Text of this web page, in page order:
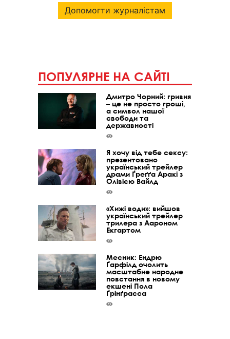
Допомогти журналістам
ПОПУЛЯРНЕ НА САЙТІ
Дмитро Чорний: гривня
– це не просто гроші,
а символ нашої
свободи та
державності
Я хочу від тебе сексу:
презентовано
український трейлер
драми Ґреґґа Аракі з
Олівією Вайлд
«Хижі води»: вийшов
український трейлер
трилера з Аароном
Екгартом
Месник: Ендрю
Ґарфілд очолить
масштабне народне
повстання в новому
екшені Пола
Ґрінґрасса